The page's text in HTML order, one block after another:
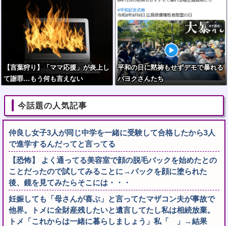
【言葉狩り】「ママ応援」が炎上し
て謝罪…もう何も言えない
平和の日に黙祷もせずデモで暴れる
パヨクさんたち
今話題の人気記事
仲良し女子3人が同じ中学を一緒に受験して合格したから3人
で進学するんだってと言ってる
【恐怖】 よく通ってる美容室で顔の脱毛パックを始めたとの
ことだったので試してみることに→パックを顔に塗られた
後、鏡を見てみたらそこには・・・
妊娠しても「母さんが喜ぶ」と言ってたマザコン夫が事故で
他界。トメに全財産残したいと遺言してたし私は相続放棄。
トメ「これからは一緒に暮らしましょう」私「 」→結果